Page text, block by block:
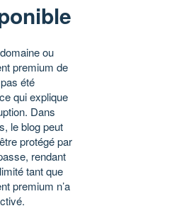
ou
premium de
été
qui explique
Dans
le blog peut
protégé par
rendant
tant que
premium n’a